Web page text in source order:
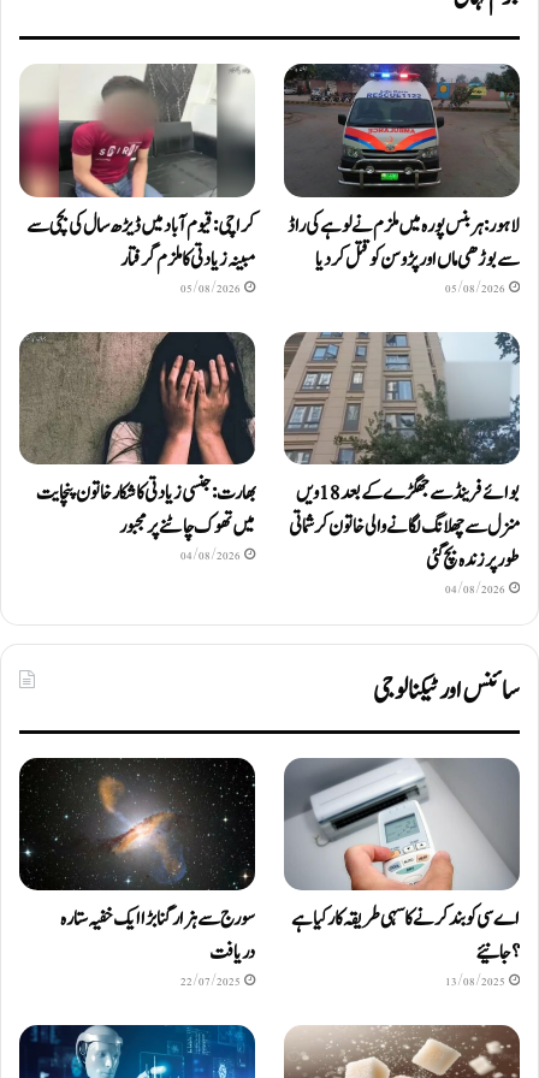
لاہور: ہربنس پورہ میں ملزم نے لوہے کی راڈ
سے بوڑھی ماں اور پڑوسن کو قتل کر دیا
05/08/2026
کراچی: قیوم آباد میں ڈیڑھ سال کی بچی سے
مبینہ زیادتی کا ملزم گرفتار
05/08/2026
بوائے فرینڈ سے جھگڑے کے بعد 18 ویں
منزل سے چھلانگ لگانے والی خاتون کرشماتی
طور پر زندہ بچ گئی
04/08/2026
بھارت: جنسی زیادتی کا شکار خاتون پنچایت
میں تھوک چاٹنے پر مجبور
04/08/2026
سائنس اور ٹیکنالوجی
اے سی کو بند کرنے کا سہی طریقہ کار کیا ہے
؟ جانیئے
13/08/2025
سورج سے ہزار گنا بڑا ایک خفیہ ستارہ
دریافت
22/07/2025